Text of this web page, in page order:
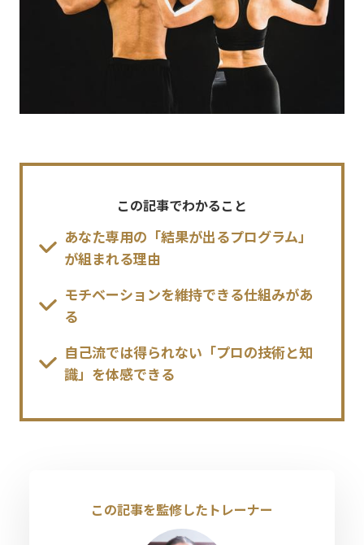
この記事でわかること
あなた専用の「結果が出るプログラム」
が組まれる理由
モチベーションを維持できる仕組みがあ
る
自己流では得られない「プロの技術と知
識」を体感できる
この記事を監修したトレーナー